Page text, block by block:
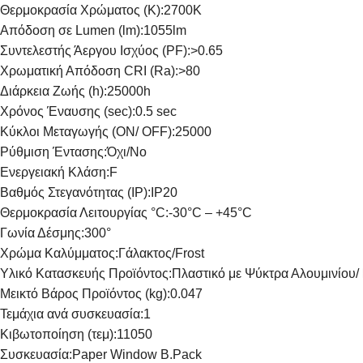
Μικρές Οικιακές Συσκευές
Ηλεκτρικές Σκούπες
Πλυντήρια Ρούχων
Σκουπάκια χειρός
Σιδέρωμα
Ψυγεία-Φορητά
Ατμοκαθαριστές
Ρολόγια – Ξυπνητήρια
Μετεωρολογικοί Σταθμοί –
Θερμόμετρα Χώρου
Ζυγαριές Μπάνιου
Ζυγαριές Αποσκευών
Ψηστιέρες – Γκριλιέρες
Φριτέζες
Pop Corn & Μαλλί Της Γριάς &
Κρεπιέρα
Αρτοπαρασκευαστές
Θερμοκρασία Χρώματος (K):2700K
Απόδοση σε Lumen (lm):1055lm
Συντελεστής Άεργου Ισχύος (PF):>0.65
Χρωματική Απόδοση CRI (Ra):>80
Διάρκεια Ζωής (h):25000h
Χρόνος Έναυσης (sec):0.5 sec
Κύκλοι Μεταγωγής (ON/ OFF):25000
Ρύθμιση Έντασης:Όχι/No
Ενεργειακή Κλάση:F
Βαθμός Στεγανότητας (IP): IP20
Θερμοκρασία Λειτουργίας °C:-30°C – +45°C
Γωνία Δέσμης:300°
Χρώμα Καλύμματος:Γάλακτος/Frost
Υλικό Κατασκευής Προϊόντος:Πλαστικό με Ψύκτρα
Μεικτό Βάρος Προϊόντος (kg):0.047
Τεμάχια ανά συσκευασία:1
Κιβωτοποίηση (τεμ):11050
Συσκευασία:Paper Window B.Pack